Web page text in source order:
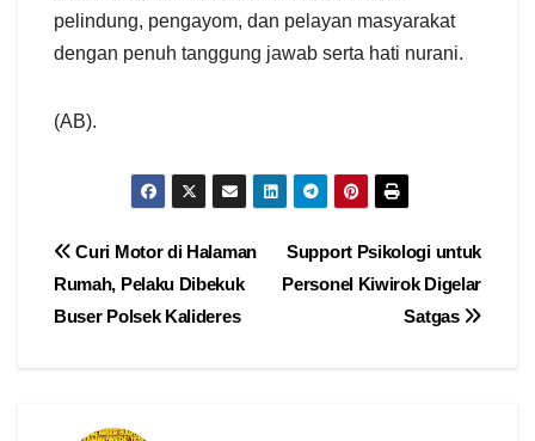
pelindung, pengayom, dan pelayan masyarakat
dengan penuh tanggung jawab serta hati nurani.
(AB).
Navigasi
pos
Support Psikologi untuk
Personel Kiwirok Digelar
Satgas
Curi Motor di Halaman
Rumah, Pelaku Dibekuk
Buser Polsek Kalideres